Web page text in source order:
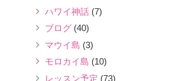
ハワイ神話 (7)
ブログ (40)
マウイ島 (3)
モロカイ島 (10)
レッスン予定 (73)